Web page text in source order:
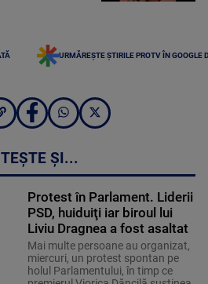
URMĂREȘTE ȘTIRILE PROTV ÎN GOOGLE
ȘI...
Protest în Parlament. Liderii
PSD, huiduiţi iar biroul lui
Liviu Dragnea a fost asaltat
Mai multe persoane au organizat,
miercuri, un protest spontan pe
holul Parlamentului, în timp ce